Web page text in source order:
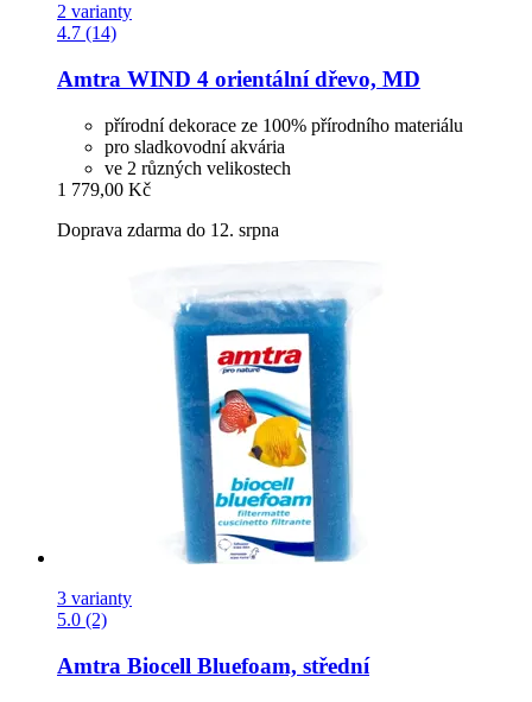
2 varianty
4.7 (14)
Amtra WIND 4 orientální dřevo, MD
přírodní dekorace ze 100% přírodního materiálu
pro sladkovodní akvária
ve 2 různých velikostech
1 779,00 Kč
Doprava zdarma do 12. srpna
3 varianty
5.0 (2)
Amtra Biocell Bluefoam, střední